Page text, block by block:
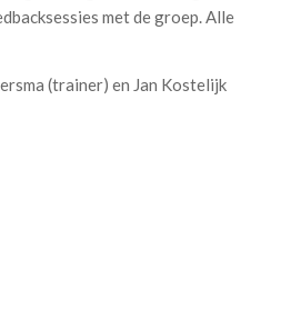
met de groep. Alle
(trainer) en Jan Kostelijk